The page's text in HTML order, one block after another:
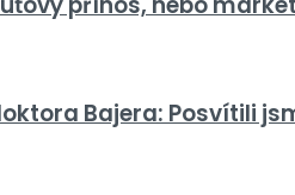
Bajera: Posvítili